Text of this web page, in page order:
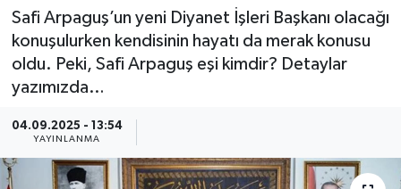
Safi Arpaguş’un yeni Diyanet İşleri Başkanı olacağı
konuşulurken kendisinin hayatı da merak konusu
oldu. Peki, Safi Arpaguş eşi kimdir? Detaylar
yazımızda…
04.09.2025 - 13:54
YAYINLANMA
Ekonomi
Genel
Güncel
Tüm Manşetler
Son Dakika Haberleri